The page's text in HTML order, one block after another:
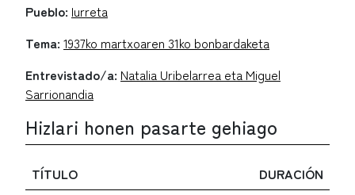
Pueblo: Iurreta
Tema: 1937ko martxoaren 31ko bonbardaketa
Entrevistado/a: Natalia Uribelarrea eta Miguel
Sarrionandia
Hizlari honen pasarte gehiago
TÍTULO
DURACIÓN